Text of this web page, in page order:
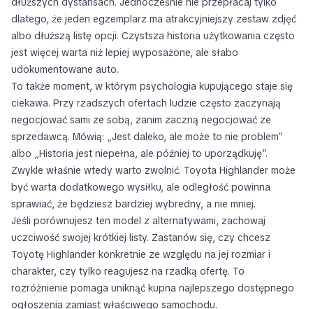
dlatego, że jeden egzemplarz ma atrakcyjniejszy zestaw zdjęć
albo dłuższą listę opcji. Czystsza historia użytkowania często
jest więcej warta niż lepiej wyposażone, ale słabo
udokumentowane auto.
To także moment, w którym psychologia kupującego staje się
ciekawa. Przy rzadszych ofertach ludzie często zaczynają
negocjować sami ze sobą, zanim zaczną negocjować ze
sprzedawcą. Mówią: „Jest daleko, ale może to nie problem”
albo „Historia jest niepełna, ale później to uporządkuję”.
Zwykle właśnie wtedy warto zwolnić. Toyota Highlander może
być warta dodatkowego wysiłku, ale odległość powinna
sprawiać, że będziesz bardziej wybredny, a nie mniej.
Jeśli porównujesz ten model z alternatywami, zachowaj
uczciwość swojej krótkiej listy. Zastanów się, czy chcesz
Toyotę Highlander konkretnie ze względu na jej rozmiar i
charakter, czy tylko reagujesz na rzadką ofertę. To
rozróżnienie pomaga uniknąć kupna najlepszego dostępnego
ogłoszenia zamiast właściwego samochodu.